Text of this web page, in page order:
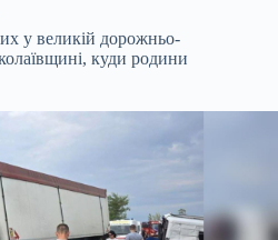
у великій дорожньо-
куди родини